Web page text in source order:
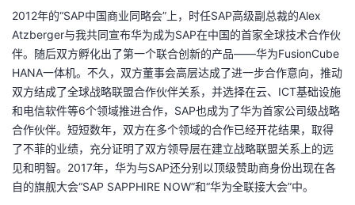
动
关
注
的
开
发
者
学
我
的
Programs
我
的
支
持
2012年的“SAP中国商业同略会”上，时任SAP高级副总裁的Alex
Atzberger与我共同宣布华为成为SAP在中国的首家全球技术合作伙
伴。随后双方孵化出了第一个联合创新的产品——华为FusionCube
HANA一体机。不久，双方董事会高层达成了进一步合作意向，推动
双方结成了全球战略联盟合作伙伴关系，并选择在云、ICT基础设施
和电信软件等6个领域推进合作，SAP也成为了华为首家公司级战略
合作伙伴。短短数年，双方在多个领域的合作已经开花结果，取得
了不菲的业绩，充分证明了双方领导层在建立战略联盟关系上的远
见和明智。2017年，华为与SAP还分别以顶级赞助商身份出现在各
自的旗舰大会“SAP SAPPHIRE NOW”和“华为全联接大会”中。